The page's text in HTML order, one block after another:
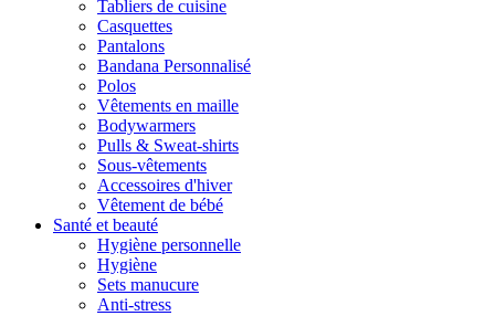
Tabliers de cuisine
Casquettes
Pantalons
Bandana Personnalisé
Polos
Vêtements en maille
Bodywarmers
Pulls & Sweat-shirts
Sous-vêtements
Accessoires d'hiver
Vêtement de bébé
Santé et beauté
Hygiène personnelle
Hygiène
Sets manucure
Anti-stress